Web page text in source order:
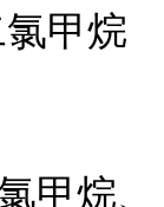
甲烷
甲烷、